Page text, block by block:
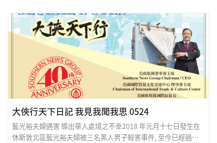
大俠行天下日記 我見我聞我思 0524
藍光裕夫婦遇害 導出華人處境之不幸2018 年元月十七日發生在
休斯敦北區藍光裕夫婦被三名黑人男子殺害事件, 至今已經過去